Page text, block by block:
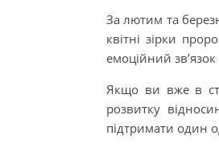
За лютим та
квітні зірки
емоційний
Якщо ви вже в
розвитку
підтримати один